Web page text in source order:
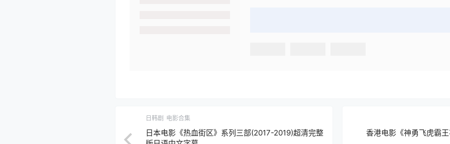
日韩剧 电影合集
日本电影《热血街区》系列三部(2017-2019)超清完整
香港电影《神勇飞虎霸